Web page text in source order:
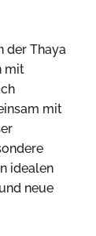
der Thaya
mit
mit
idealen
neue